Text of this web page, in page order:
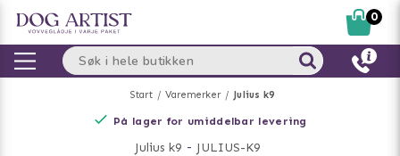
Start Varemerker Julius k9
På lager for umiddelbar levering
Julius k9 - JULIUS-K9
0